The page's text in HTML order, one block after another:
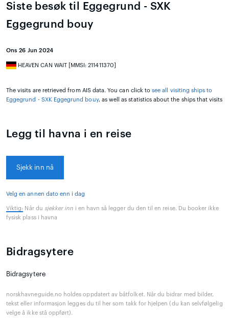
Siste besøk til Eggegrund - SXK
Eggegrund bouy
Ons 26 Jun 2024
HEAVEN CAN WAIT [MMSI: 211411370]
The visits are retrieved from AIS data. You can click tosee all visiting ships to
Eggegrund - SXK Eggegrund bouy, as well as statistics about the ships that visits
Legg til havna i en reise
Sjekk inn nå
Velg en annen dato enn i dag
Viktig: Når du sjekker inn i en havn så legger du den til en reise. Du booker ikke
fysisk plass i havna
Bidragsytere
Bidragsytere
norskhavneguide.no holdes oppdatert av båtfolket. Når du bidrar med bilder,
tekst eller informasjon legges du til her som takk for hjelpen (du kan selvfølgelig
velge å ikke stå oppført).